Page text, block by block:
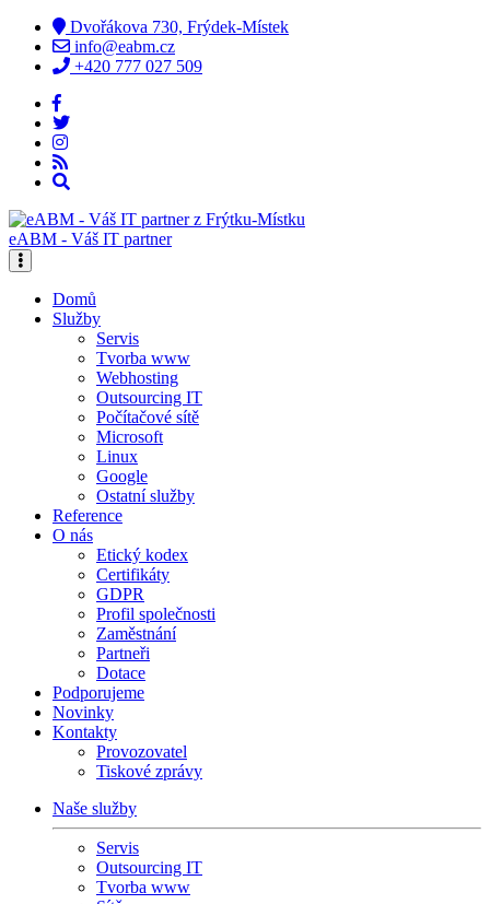
Dvořákova 730, Frýdek-Místek
info@eabm.cz
+420 777 027 509
eABM - Váš IT partner
Domů
Služby
Servis
Tvorba www
Webhosting
Outsourcing IT
Počítačové sítě
Microsoft
Linux
Google
Ostatní služby
Reference
O nás
Etický kodex
Certifikáty
GDPR
Profil společnosti
Zaměstnání
Partneři
Dotace
Podporujeme
Novinky
Kontakty
Provozovatel
Tiskové zprávy
Naše služby
Servis
Outsourcing IT
Tvorba www